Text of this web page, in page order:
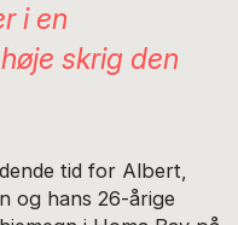
i en
skrig den
tid for Albert,
og hans 26-årige